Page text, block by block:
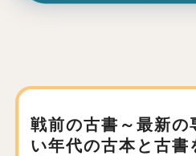
戦前の古書～最新の
い年代の古本と古書